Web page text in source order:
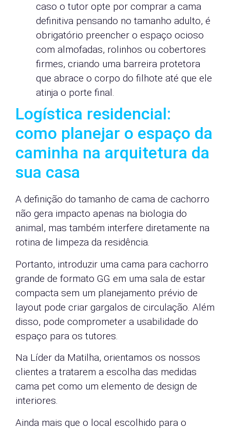
caso o tutor opte por comprar a cama
definitiva pensando no tamanho adulto, é
obrigatório preencher o espaço ocioso
com almofadas, rolinhos ou cobertores
firmes, criando uma barreira protetora
que abrace o corpo do filhote até que ele
atinja o porte final.
Logística residencial:
como planejar o espaço da
caminha na arquitetura da
sua casa
A definição do tamanho de cama de cachorro
não gera impacto apenas na biologia do
animal, mas também interfere diretamente na
rotina de limpeza da residência.
Portanto, introduzir uma cama para cachorro
grande de formato GG em uma sala de estar
compacta sem um planejamento prévio de
layout pode criar gargalos de circulação. Além
disso, pode comprometer a usabilidade do
espaço para os tutores.
Na Líder da Matilha, orientamos os nossos
clientes a tratarem a escolha das medidas
cama pet como um elemento de design de
interiores.
Ainda mais que o local escolhido para o